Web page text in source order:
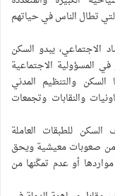
تطال الناس في حياتهم
الاجتماعي، يبدو السكن
المسؤولية الاجتماعية
السكن والتنظيم المدني
والنقابات وتجمعات
للطبقات العاملة
صعوبات معيشية ويحق
أو عدم تمكّنها من